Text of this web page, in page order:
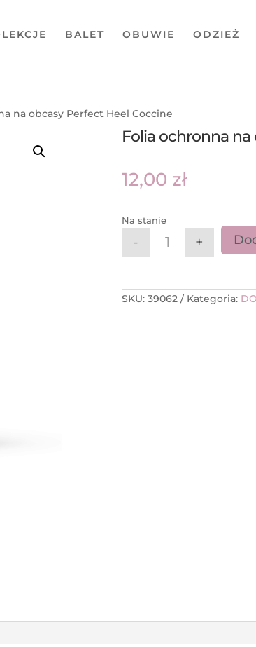
BALET OBUWIE ODZIEŻ
na obcasy Perfect Heel Coccine
Folia ochronna na
12,00 zł
Na stanie
ilość Folia
- +
SKU: 39062 Kategoria: